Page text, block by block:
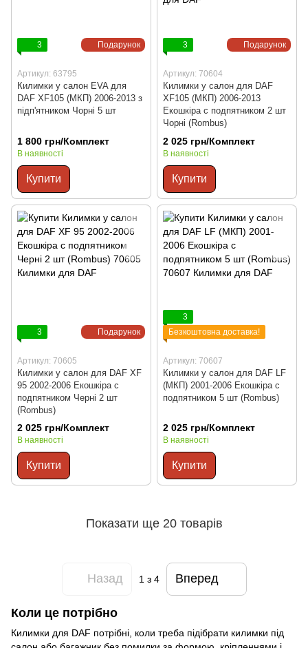
Подарунок
3
Артикул: 63795
Килимки у салон EVA для
DAF XF105 (МКП) 2006-2013 з
підп'ятником Чорні 5 шт
1 800 грн/Комплект
В наявності
Купити
Подарунок
3
Артикул: 70604
Килимки у салон для DAF
XF105 (МКП) 2006-2013
Екошкіра с подпятником 2 шт
Чорні (Rombus)
2 025 грн/Комплект
В наявності
Купити
Подарунок
3
Артикул: 70605
Килимки у салон для DAF XF
95 2002-2006 Екошкіра с
подпятником Черні 2 шт
(Rombus)
2 025 грн/Комплект
В наявності
Купити
3
Безкоштовна доставка!
Артикул: 70607
Килимки у салон для DAF LF
(МКП) 2001-2006 Екошкіра с
подпятником 5 шт (Rombus)
2 025 грн/Комплект
В наявності
Купити
Показати ще 20 товарів
Назад 1 з 4 Вперед
Коли це потрібно
Килимки для DAF потрібні, коли треба підібрати килимки під